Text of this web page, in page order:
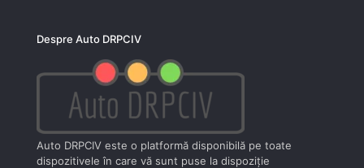
Despre Auto DRPCIV
Auto DRPCIV este o platformă disponibilă pe toate
dispozitivele în care vă sunt puse la dispoziţie